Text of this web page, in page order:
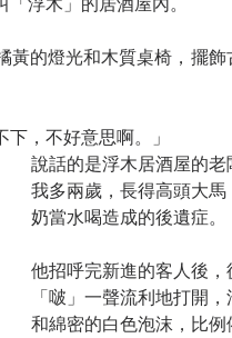
黃的燈光和木質桌椅，擺
，不好意思啊。」
說話的是浮木居酒屋的
我多兩歲，長得高頭大
奶當水喝造成的後遺症。
他招呼完新進的客人後，
「啵」一聲流利地打開
和綿密的白色泡沫，比例